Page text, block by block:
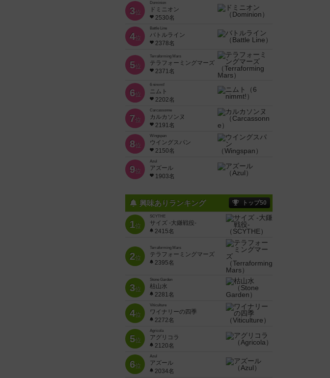
3位
Dominion
ドミニオン
2530名
4位
Battle Line
バトルライン
2378名
5位
Terraforming Mars
テラフォーミングマーズ
2371名
6位
6 nimmt!
ニムト
2202名
7位
Carcassonne
カルカソンヌ
2191名
8位
Wingspan
ウイングスパン
2150名
9位
Azul
アズール
1903名
興味ありランキング トップ50
1位
SCYTHE
サイズ -大鎌戦役-
2415名
2位
Terraforming Mars
テラフォーミングマーズ
2395名
3位
Stone Garden
枯山水
2281名
4位
Viticulture
ワイナリーの四季
2272名
5位
Agricola
アグリコラ
2120名
6位
Azul
アズール
2034名